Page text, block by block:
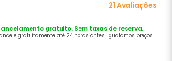
21 Avaliações
gratuito. Sem taxas de reserva.
gratuitamente até 24 horas antes. Igualamos preços.